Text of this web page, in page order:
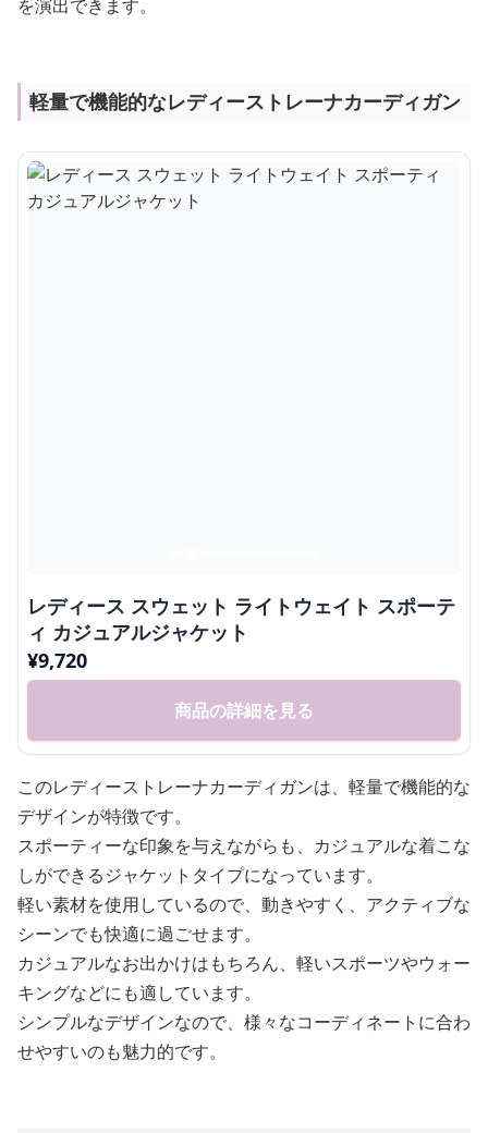
を演出できます。
軽量で機能的なレディーストレーナカーディガン
レディース スウェット ライトウェイト スポーテ
ィ カジュアルジャケット
¥9,720
商品の詳細を見る
このレディーストレーナカーディガンは、軽量で機能的な
デザインが特徴です。
スポーティーな印象を与えながらも、カジュアルな着こな
しができるジャケットタイプになっています。
軽い素材を使用しているので、動きやすく、アクティブな
シーンでも快適に過ごせます。
カジュアルなお出かけはもちろん、軽いスポーツやウォー
キングなどにも適しています。
シンプルなデザインなので、様々なコーディネートに合わ
せやすいのも魅力的です。